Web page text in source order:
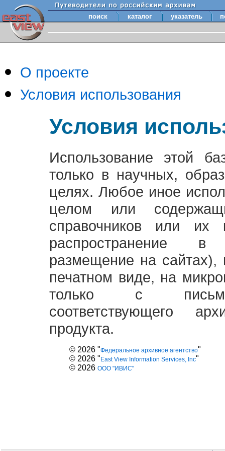
поиск каталог указатель
О проекте
Условия использования
Условия
Использование этой
только в научных,
целях. Любое иное
целом или
справочников или их
распространение
размещение на
печатном виде, на
только с
соответствующего
продукта.
© 2026 "Федеральное архивное агентство"
© 2026 " East View Information Services, Inc"
© 2026 ООО "ИВИС"